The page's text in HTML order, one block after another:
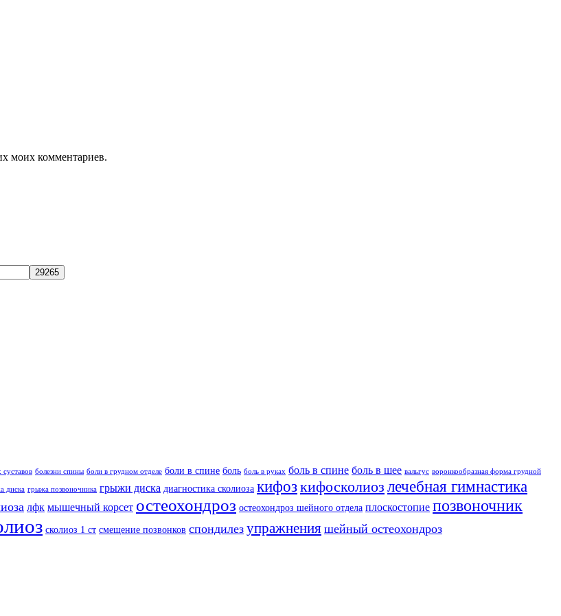
моих комментариев.
суставов болезни спины боли в грудном отделе боли в спине боль боль в руках боль в спине боль в шее вальгус воронкообразная форма грудной
диска грыжа позвоночника грыжи диска диагностика сколиоза кифозкифосколиоз лечебная гимнастика
лфк мышечный корсет остеохондроз остеохондроз шейного отдела плоскостопие позвоночник
сколиоз 1 ст смещение позвонков спондилез упражнения шейный остеохондроз